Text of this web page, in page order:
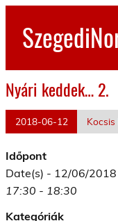
Skip
content
Nyári keddek… 2.
2018-06-12
Időpont
Date(s) - 12/06/2018
17:30 - 18:30
Kategóriák